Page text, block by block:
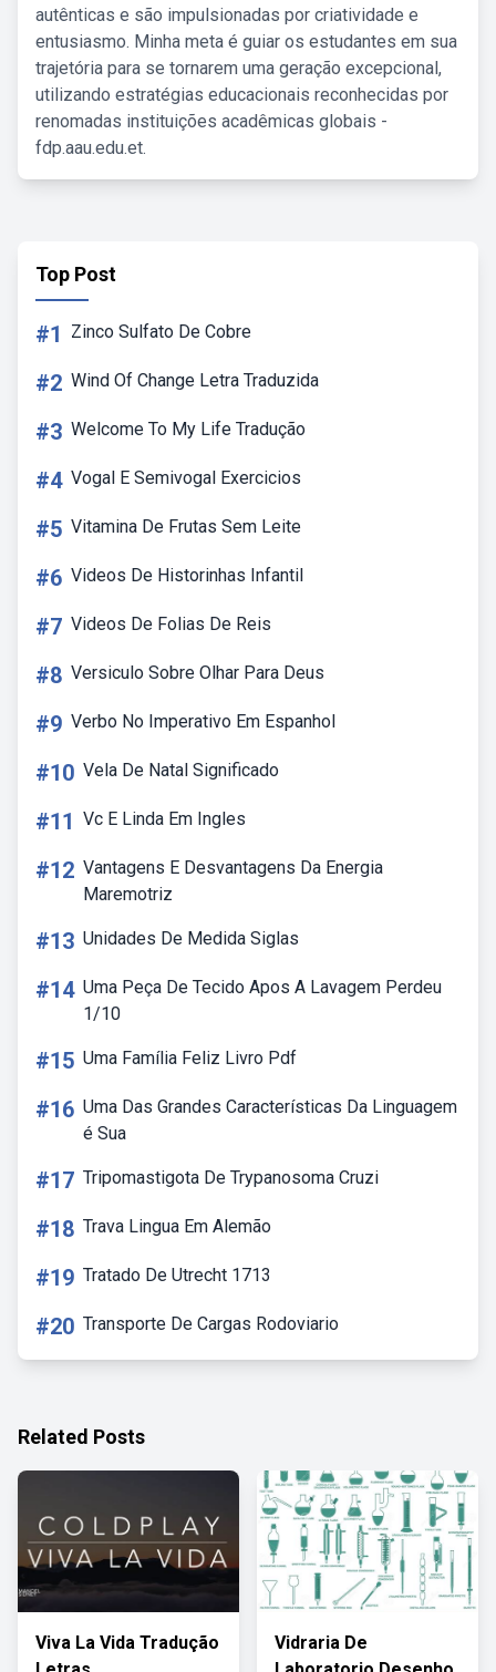
autênticas e são impulsionadas por criatividade e
entusiasmo. Minha meta é guiar os estudantes em sua
trajetória para se tornarem uma geração excepcional,
utilizando estratégias educacionais reconhecidas por
renomadas instituições acadêmicas globais -
fdp.aau.edu.et.
Top Post
#1 Zinco Sulfato De Cobre
#2 Wind Of Change Letra Traduzida
#3 Welcome To My Life Tradução
#4 Vogal E Semivogal Exercicios
#5 Vitamina De Frutas Sem Leite
#6 Videos De Historinhas Infantil
#7 Videos De Folias De Reis
#8 Versiculo Sobre Olhar Para Deus
#9 Verbo No Imperativo Em Espanhol
#10 Vela De Natal Significado
#11 Vc E Linda Em Ingles
#12 Vantagens E Desvantagens Da Energia
Maremotriz
#13 Unidades De Medida Siglas
#14 Uma Peça De Tecido Apos A Lavagem Perdeu
1/10
#15 Uma Família Feliz Livro Pdf
#16 Uma Das Grandes Características Da Linguagem
é Sua
#17 Tripomastigota De Trypanosoma Cruzi
#18 Trava Lingua Em Alemão
#19 Tratado De Utrecht 1713
#20 Transporte De Cargas Rodoviario
Related Posts
Viva La Vida Tradução
Vidraria De